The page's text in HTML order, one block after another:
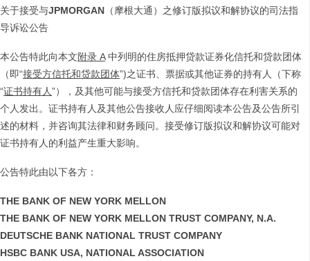
关于接受与JPMORGAN （摩根大通）之修订版拟议和解协议的司法指
导诉讼公告
本公告特此向本文附录 A中列明的住房抵押贷款证券化信托和贷款团体
（即“接受方信托和贷款团体”)之证书、票据或其他证券的持有人（下称
“证书持有人”），及其他可能与接受方信托和贷款团体存在利害关系的
个人发出。证书持有人及其他公告接收人应仔细阅读本公告及公告所引
述的材料，并咨询其法律和财务顾问。接受修订版拟议和解协议可能对
证书持有人的利益产生重大影响。
公告特此由以下各方：
THE BANK OF NEW YORK MELLON
THE BANK OF NEW YORK MELLON TRUST COMPANY, N.A.
DEUTSCHE BANK NATIONAL TRUST COMPANY
HSBC BANK USA, NATIONAL ASSOCIATION